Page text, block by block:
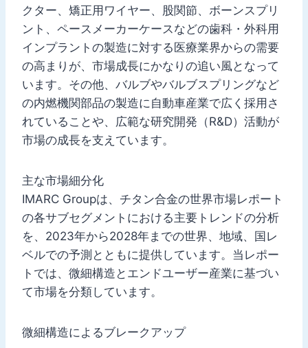
クター、矯正用ワイヤー、股関節、ボーンスプリ
ント、ペースメーカーケースなどの歯科・外科用
インプラントの製造に対する医療業界からの需要
の高まりが、市場成長にかなりの追い風となって
います。その他、バルブやバルブスプリングなど
の内燃機関部品の製造に自動車産業で広く採用さ
れていることや、広範な研究開発（R&D）活動が
市場の成長を支えています。
主な市場細分化
IMARC Groupは、チタン合金の世界市場レポート
の各サブセグメントにおける主要トレンドの分析
を、2023年から2028年までの世界、地域、国レ
ベルでの予測とともに提供しています。当レポー
トでは、微細構造とエンドユーザー産業に基づい
て市場を分類しています。
微細構造によるブレークアップ